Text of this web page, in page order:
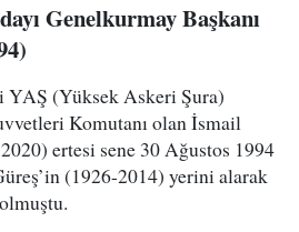
Genelkurmay Başkanı
YAŞ (Yüksek Askeri Şura)
Komutanı olan İsmail
ertesi sene 30 Ağustos 1994
(1926-2014) yerini alarak